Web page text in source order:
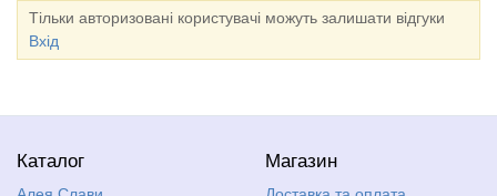
Тільки авторизовані користувачі можуть залишати відгуки
Вхід
Каталог Магазин